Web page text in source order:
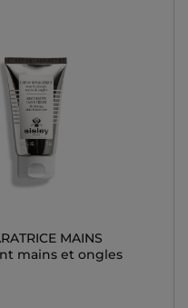
MAINS
mains et ongles